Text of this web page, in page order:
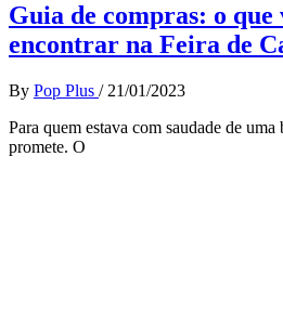
Guia de compras: o que
encontrar na Feira de
By Pop Plus / 21/01/2023
Para quem estava com saudade de
promete. O